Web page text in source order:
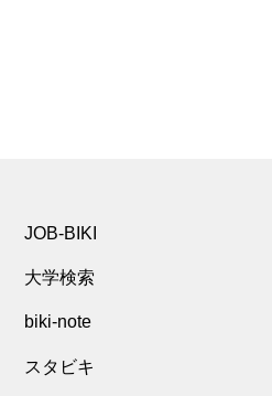
JOB-BIKI
大学検索
biki-note
スタビキ